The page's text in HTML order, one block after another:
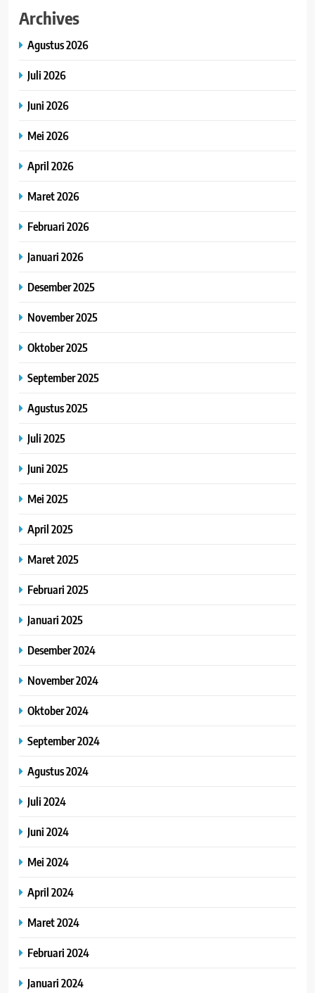
Archives
Agustus 2026
Juli 2026
Juni 2026
Mei 2026
April 2026
Maret 2026
Februari 2026
Januari 2026
Desember 2025
November 2025
Oktober 2025
September 2025
Agustus 2025
Juli 2025
Juni 2025
Mei 2025
April 2025
Maret 2025
Februari 2025
Januari 2025
Desember 2024
November 2024
Oktober 2024
September 2024
Agustus 2024
Juli 2024
Juni 2024
Mei 2024
April 2024
Maret 2024
Februari 2024
Januari 2024